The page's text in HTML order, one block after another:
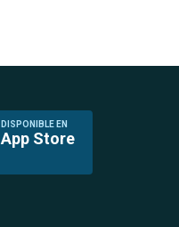
DISPONIBLE EN
App Store